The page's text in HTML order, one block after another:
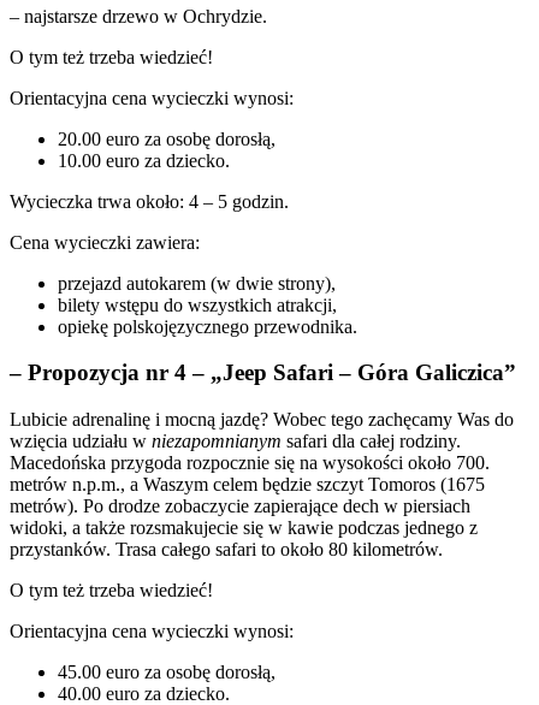
– najstarsze drzewo w Ochrydzie.
O tym też trzeba wiedzieć!
Orientacyjna cena wycieczki wynosi:
20.00 euro za osobę dorosłą,
10.00 euro za dziecko.
Wycieczka trwa około: 4 – 5 godzin.
Cena wycieczki zawiera:
przejazd autokarem (w dwie strony),
bilety wstępu do wszystkich atrakcji,
opiekę polskojęzycznego przewodnika.
– Propozycja nr 4 – „Jeep Safari – Góra Galiczica”
Lubicie adrenalinę i mocną jazdę? Wobec tego zachęcamy Was do
wzięcia udziału w niezapomnianym safari dla całej rodziny.
Macedońska przygoda rozpocznie się na wysokości około 700.
metrów n.p.m., a Waszym celem będzie szczyt Tomoros (1675
metrów). Po drodze zobaczycie zapierające dech w piersiach
widoki, a także rozsmakujecie się w kawie podczas jednego z
przystanków. Trasa całego safari to około 80 kilometrów.
O tym też trzeba wiedzieć!
Orientacyjna cena wycieczki wynosi:
45.00 euro za osobę dorosłą,
40.00 euro za dziecko.